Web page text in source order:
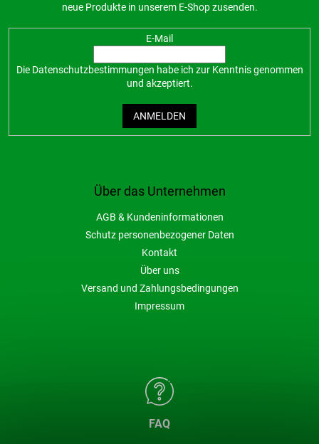
Über das Unternehmen
AGB & Kundeninformationen
Schutz personenbezogener Daten
Kontakt
Über uns
Versand und Zahlungsbedingungen
Impressum
FAQ
neue Produkte in unserem E-Shop zusenden.
E-Mail
Die Datenschutzbestimmungen habe ich zur Kenntnis genommen
und akzeptiert.
ANMELDEN